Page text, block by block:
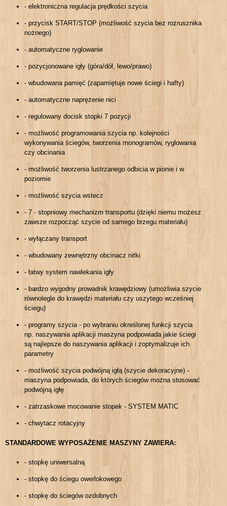
- elektroniczna regulacja prędkości szycia
- przycisk START/STOP (możliwość szycia bez rozrusznika
nożnego)
- automatyczne ryglowanie
- pozycjonowane igły (góra/dół, lewo/prawo)
- wbudowana pamięć (zapamiętuje nowe ściegi i hafty)
- automatyczne naprężenie nici
- regulowany docisk stopki 7 pozycji
- możliwość programowania szycia np. kolejności
wykonywania ściegów, tworzenia monogramów, ryglowania
czy obcinania
- możliwość tworzenia lustrzanego odbicia w pionie i w
poziomie
- możliwość szycia wstecz
- 7 - stopniowy mechanizm transportu (dzięki niemu możesz
zawsze rozpocząć szycie od samego brzegu materiału)
- wyłączany transport
- wbudowany zewnętrzny obcinacz nitki
- łatwy system nawlekania igły
- bardzo wygodny prowadnik krawędziowy (umożliwia szycie
równolegle do krawędzi materiału czy uszytego wcześniej
ściegu)
- programy szycia - po wybraniu określonej funkcji szycia
np. naszywania aplikacji maszyna podpowiada jakie ściegi
są najlepsze do naszywania aplikacji i zoptymalizuje ich
parametry
- możliwość szycia podwójną igłą (szycie dekoracyjne) -
maszyna podpowiada, do których ściegów można stosować
podwójną igłę
- zatrzaskowe mocowanie stopek - SYSTEM MATIC
- chwytacz rotacyjny
STANDARDOWE WYPOSAŻENIE MASZYNY ZAWIERA:
- stopkę uniwersalną
- stopkę do ściegu owerlokowego
- stopkę do ściegów ozdobnych